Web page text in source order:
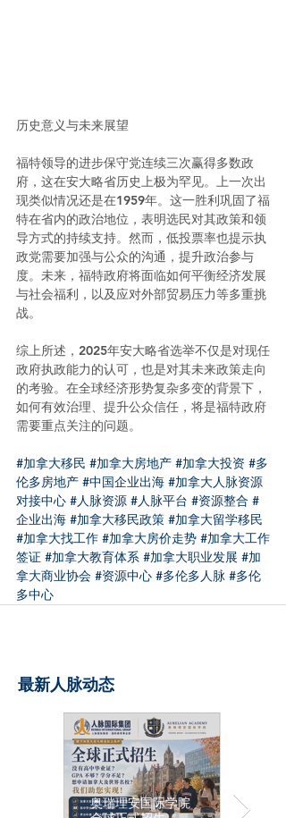
历史意义与未来展望
福特领导的进步保守党连续三次赢得多数政
府，这在安大略省历史上极为罕见。上一次出
现类似情况还是在1959年。这一胜利巩固了福
特在省内的政治地位，表明选民对其政策和领
导方式的持续支持。然而，低投票率也提示执
政党需要加强与公众的沟通，提升政治参与
度。未来，福特政府将面临如何平衡经济发展
与社会福利，以及应对外部贸易压力等多重挑
战。
综上所述，2025年安大略省选举不仅是对现任
政府执政能力的认可，也是对其未来政策走向
的考验。在全球经济形势复杂多变的背景下，
如何有效治理、提升公众信任，将是福特政府
需要重点关注的问题。
#加拿大移民 #加拿大房地产 #加拿大投资 #多
伦多房地产 #中国企业出海 #加拿大人脉资源
对接中心 #人脉资源 #人脉平台 #资源整合 #
企业出海 #加拿大移民政策 #加拿大留学移民
#加拿大找工作 #加拿大房价走势 #加拿大工作
签证 #加拿大教育体系 #加拿大职业发展 #加
拿大商业协会 #资源中心 #多伦多人脉 #多伦
多中心
最新人脉动态
奥瑞理安国际学院